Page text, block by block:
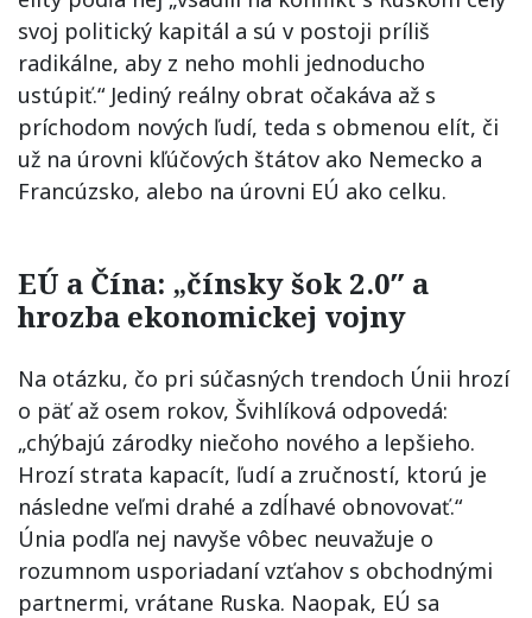
svoj politický kapitál a sú v postoji príliš
radikálne, aby z neho mohli jednoducho
ustúpiť.“ Jediný reálny obrat očakáva až s
príchodom nových ľudí, teda s obmenou elít, či
už na úrovni kľúčových štátov ako Nemecko a
Francúzsko, alebo na úrovni EÚ ako celku.
EÚ a Čína: „čínsky šok 2.0″ a
hrozba ekonomickej vojny
Na otázku, čo pri súčasných trendoch Únii hrozí
o päť až osem rokov, Švihlíková odpovedá:
„chýbajú zárodky niečoho nového a lepšieho.
Hrozí strata kapacít, ľudí a zručností, ktorú je
následne veľmi drahé a zdĺhavé obnovovať.“
Únia podľa nej navyše vôbec neuvažuje o
rozumnom usporiadaní vzťahov s obchodnými
partnermi, vrátane Ruska. Naopak, EÚ sa